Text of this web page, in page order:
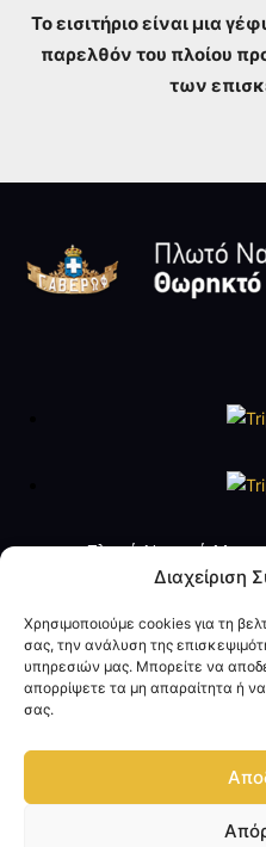
Διαχείριση
Χρησιμοποιούμε cookies για τη
σας, την ανάλυση της
υπηρεσιών μας. Μπορείτε να
απορρίψετε τα μη απαραίτητα ή
σας.
Το εισιτήριο είναι μια
παρελθόν του πλοίου
των
Πλωτό Ναυτικό
Τηλ. +30
Ωράριο
Τρίτη έως
Σάββατο και
© Copyright 2024 - Επίσημη